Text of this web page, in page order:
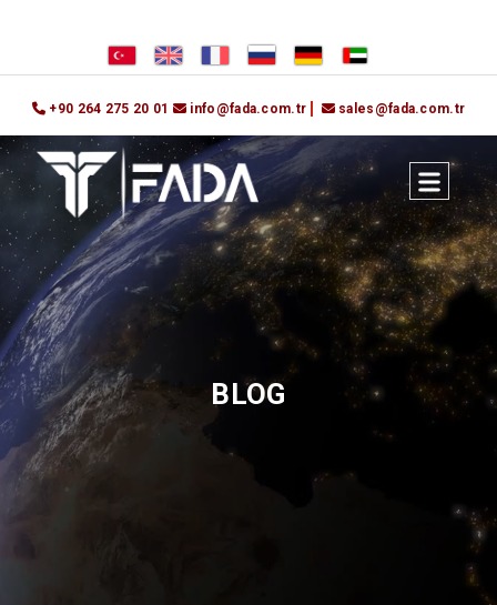
+90 264 275 20 01 info@fada.com.tr sales@fada.com.tr
BLOG